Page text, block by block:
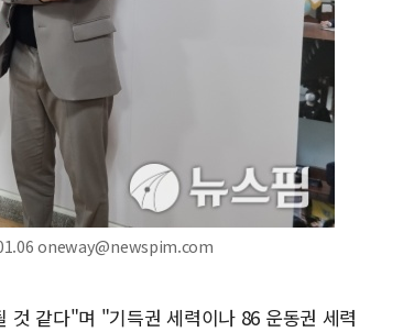
oneway@newspim.com
것 같다"며 "기득권 세력이나 86 운동권 세력